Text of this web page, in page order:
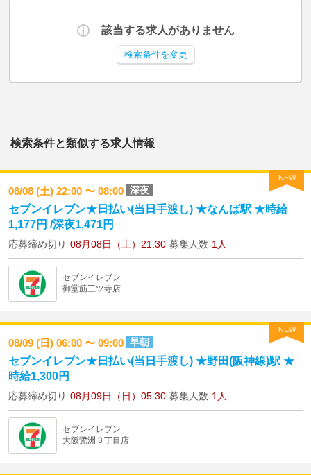
該当する求人がありません
検索条件を変更
検索条件と類似する求人情報
NEW
08/08 (土) 22:00 〜 08:00 深夜
セブンイレブン★日払い(当日手渡し) ★なんば駅 ★時給
1,177円 /深夜1,471円
応募締め切り 08月08日（土）21:30 募集人数 1人
セブンイレブン
御堂筋三ツ寺店
NEW
08/09 (日) 06:00 〜 09:00 早朝
セブンイレブン★日払い(当日手渡し) ★野田(阪神線)駅 ★
時給1,300円
応募締め切り 08月09日（日）05:30 募集人数 1人
セブンイレブン
大阪鷺洲３丁目店